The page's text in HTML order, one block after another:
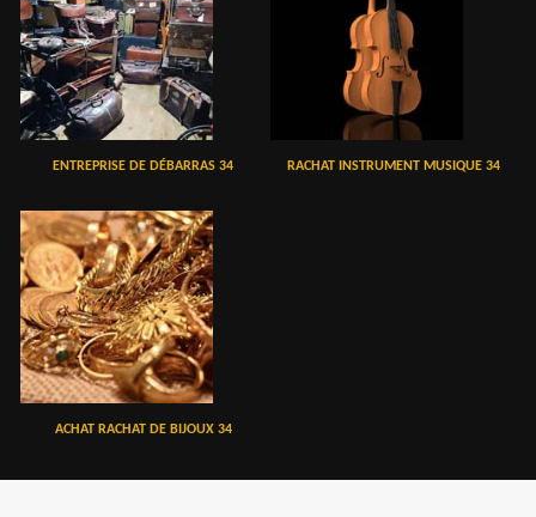
ENTREPRISE DE DÉBARRAS 34 RACHAT INSTRUMENT MUSIQUE 34
ACHAT RACHAT DE BIJOUX 34